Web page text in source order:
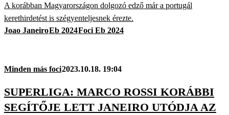
A korábban Magyarországon dolgozó edző már a portugál
kerethirdetést is szégyenteljesnek érezte.
Joao JaneiroEb 2024Foci Eb 2024
Minden más foci2023.10.18. 19:04
SUPERLIGA: MARCO ROSSI KORÁBBI
SEGÍTŐJE LETT JANEIRO UTÓDJA AZ